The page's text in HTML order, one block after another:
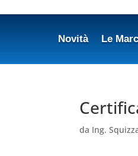
Novità Le
da Ing.